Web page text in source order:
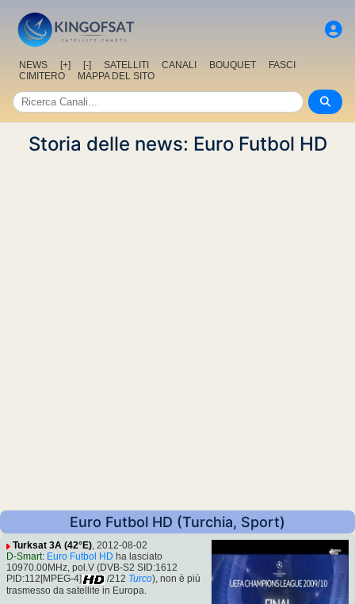
NEWS [+] [-] SATELLITI CANALI BOUQUET
FASCI
CIMITERO
MAPPA DEL SITO
Storia delle news: Euro Futbol HD
Euro Futbol HD (Turchia, Sport)
Turksat 3A (42°E), 2012-08-02
D-Smart: Euro Futbol HD ha lasciato
10970.00MHz, pol.V (DVB-S2 SID:1612
PID:112[MPEG-4]
/212 Turco), non è più
trasmesso da satellite in Europa.